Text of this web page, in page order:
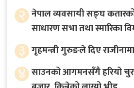
२ नेपाल व्यवसायी सङ्घ कतारको
साधारण सभा तथा स्मारिका
३ गृहमन्त्री गुरुङले दिए राजीनामा
४ साउनको आगमनसँगै हरियो